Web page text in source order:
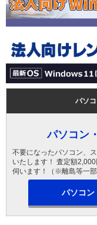
パソ
パソコン
不要になったパソコン、
いたします！ 査定額
伺います！（※離島等一部
パソコン